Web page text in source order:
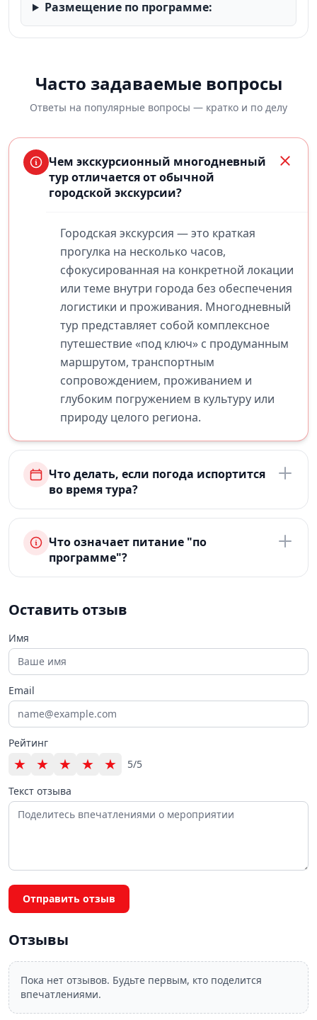
Размещение по программе:
Часто задаваемые вопросы
Ответы на популярные вопросы — кратко и по делу
Чем экскурсионный многодневный
тур отличается от обычной
городской экскурсии?
Городская экскурсия — это краткая
прогулка на несколько часов,
сфокусированная на конкретной локации
или теме внутри города без обеспечения
логистики и проживания. Многодневный
тур представляет собой комплексное
путешествие «под ключ» с продуманным
маршрутом, транспортным
сопровождением, проживанием и
глубоким погружением в культуру или
природу целого региона.
Что делать, если погода испортится
во время тура?
Что означает питание "по
программе"?
Оставить отзыв
Имя
Email
Рейтинг
★ ★ ★ ★ ★
5/5
Текст отзыва
Отправить отзыв
Отзывы
Пока нет отзывов. Будьте первым, кто поделится
впечатлениями.